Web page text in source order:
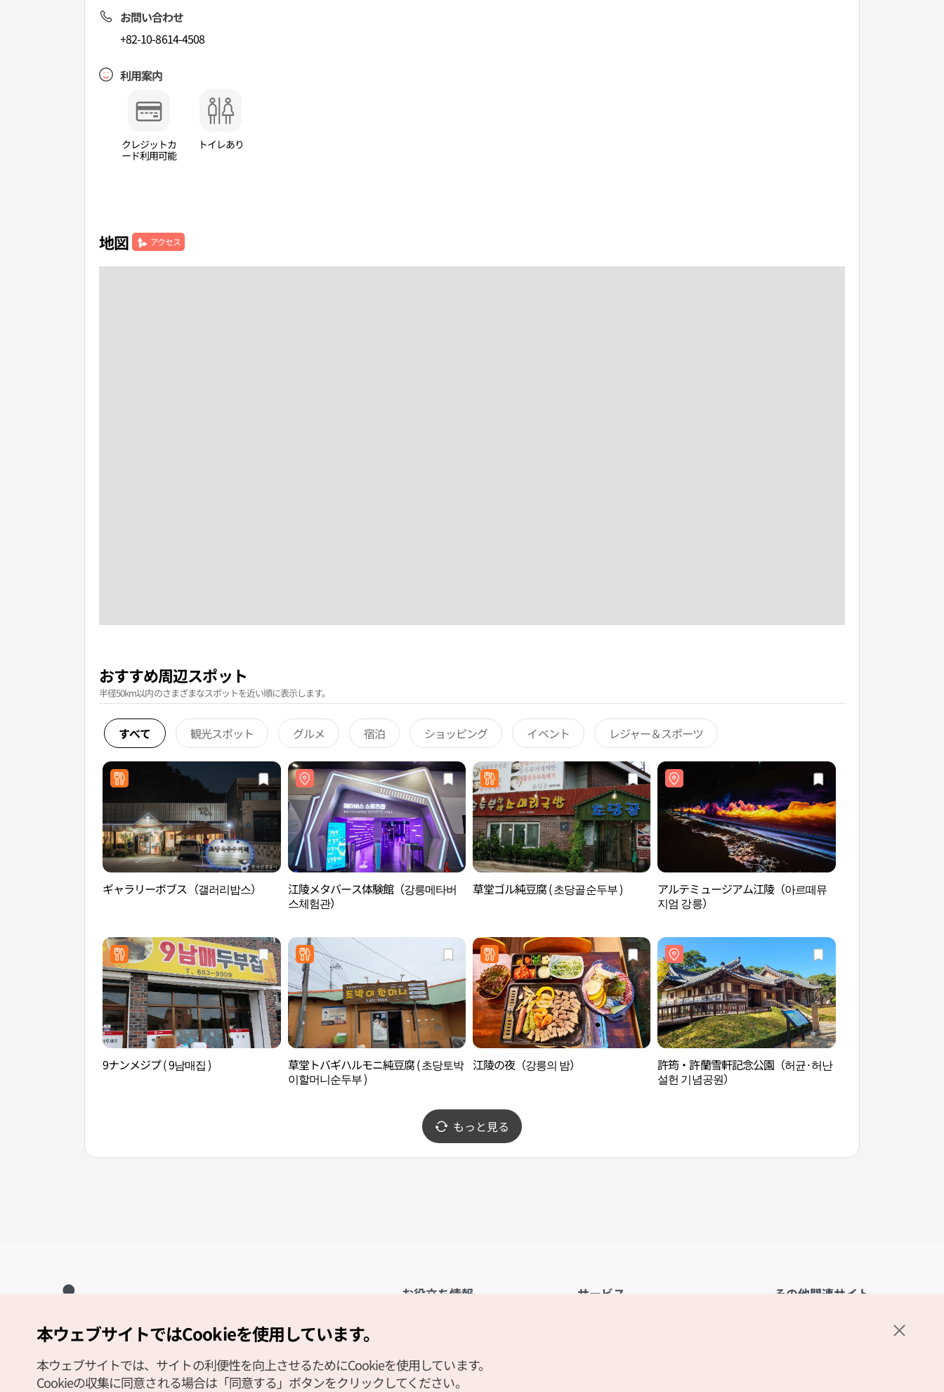
お問い合わせ
+82-10-8614-4508
利用案内
クレジットカ
ード利用可能
トイレあり
地図 アクセス
おすすめ周辺スポット
半径50km以内のさまざまなスポットを近い順に表示します。
すべて 観光スポット グルメ 宿泊 ショッピング イベント レジャー＆スポーツ
ギャラリーボブス（갤러리밥스）
江陵メタバース体験館（강릉메타버
스체험관）
草堂ゴル純豆腐 ( 초당골순두부 )
アルテミュージアム江陵（아르떼뮤
지엄 강릉）
9ナンメジプ ( 9남매집 )
草堂トバギハルモニ純豆腐 ( 초당토박
이할머니순두부 )
江陵の夜（강릉의 밤）
許筠・許蘭雪軒記念公園（허균·허난
설헌 기념공원）
もっと見る
お役立ち情報
観光資料ダウンロード
サービス その他関連サイト
Copyright (c) Korea Tourism Organization All Rights Reserved.
サイトエラー報告
公式メール
本ウェブサイトではCookieを使用しています。
本ウェブサイトでは、サイトの利便性を向上させるためにCookieを使用しています。
Cookieの収集に同意される場合は「同意する」ボタンをクリックしてください。